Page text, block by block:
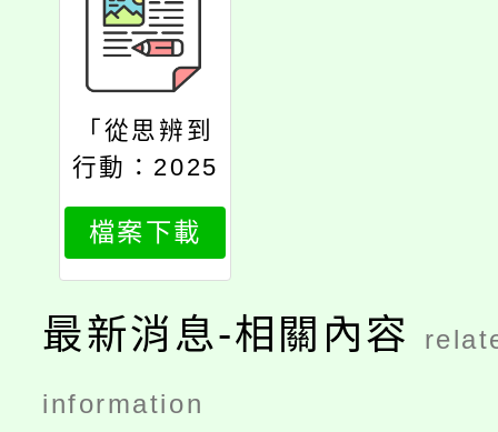
「從思辨到
行動：2025
怪咖教育力
論壇」活動
資訊
檔案下載
最新消息-相關內容
information